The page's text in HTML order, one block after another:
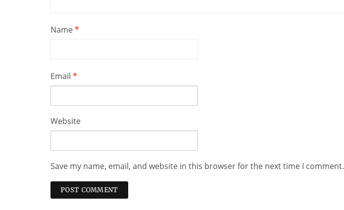
Name*
Email *
Website
Save my name, email, and website in this browser for the next time I comment.